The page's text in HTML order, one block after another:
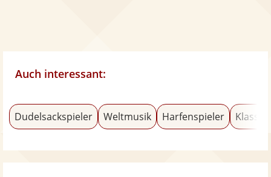
Auch interessant:
Dudelsackspieler Weltmusik Harfenspieler Klassik